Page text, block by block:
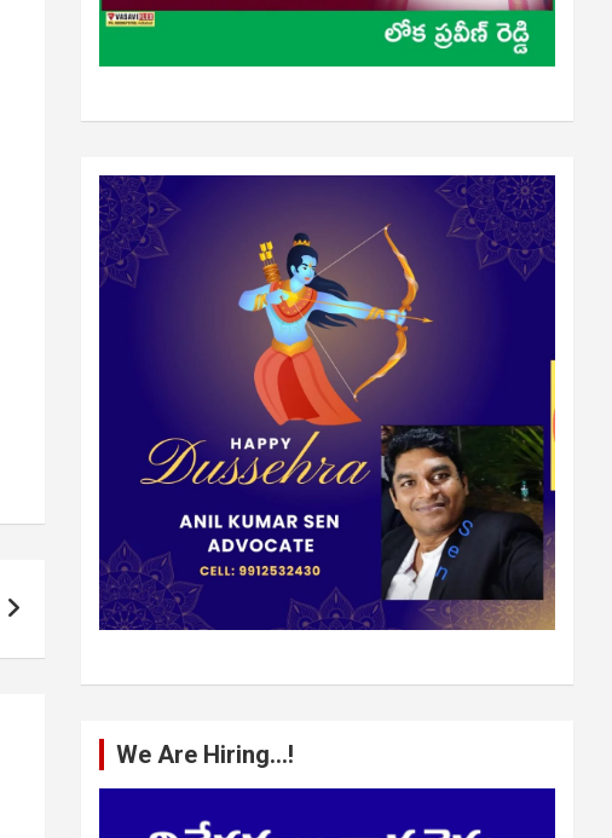
We Are Hiring…!